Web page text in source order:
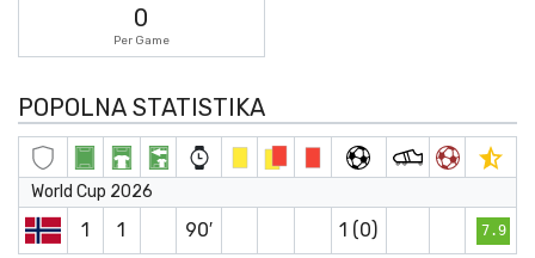
0
Per Game
POPOLNA STATISTIKA
World Cup 2026
1 1 90′ 1 (0) 7.9